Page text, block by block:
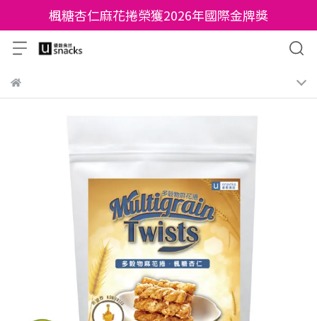
楓糖杏仁麻花捲榮獲2026年國際金牌獎